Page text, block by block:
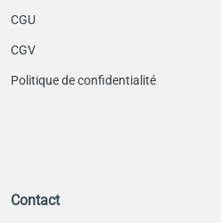
CGU
CGV
Politique de confidentialité
Contact